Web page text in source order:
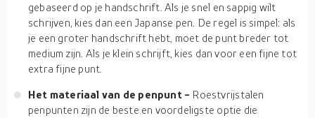
gebaseerd op je handschrift. Als je snel en sappig wilt
schrijven, kies dan een Japanse pen. De regel is simpel: als
je een groter handschrift hebt, moet de punt breder tot
medium zijn. Als je klein schrijft, kies dan voor een fijne tot
extra fijne punt.
Het materiaal van de penpunt - Roestvrijstalen
penpunten zijn de beste en voordeligste optie die